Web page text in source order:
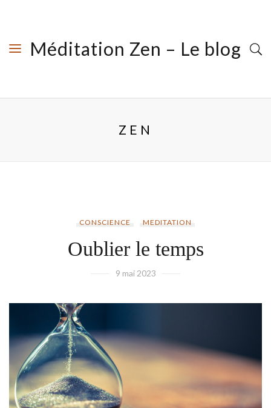
Méditation Zen – Le blog
ZEN
CONSCIENCE MEDITATION
Oublier le temps
9 mai 2023